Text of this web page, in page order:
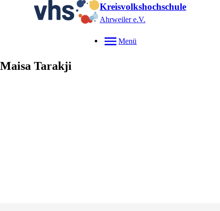
Kreisvolkshochschule
Ahrweiler e.V.
Menü
Maisa Tarakji